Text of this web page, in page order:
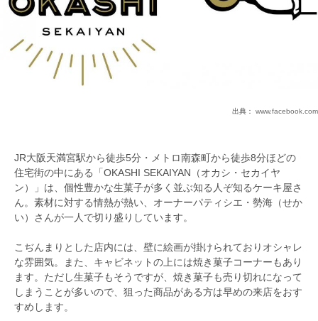
出典： www.facebook.com
JR大阪天満宮駅から徒歩5分・メトロ南森町から徒歩8分ほどの
住宅街の中にある「OKASHI SEKAIYAN（オカシ・セカイヤ
ン）」は、個性豊かな生菓子が多く並ぶ知る人ぞ知るケーキ屋さ
ん。素材に対する情熱が熱い、オーナーパティシエ・勢海（せか
い）さんが一人で切り盛りしています。
こぢんまりとした店内には、壁に絵画が掛けられておりオシャレ
な雰囲気。また、キャビネットの上には焼き菓子コーナーもあり
ます。ただし生菓子もそうですが、焼き菓子も売り切れになって
しまうことが多いので、狙った商品がある方は早めの来店をおす
すめします。